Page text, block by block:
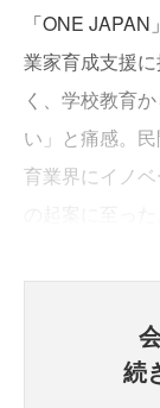
「ONE
業家育成支援
く、学校教育
い」と痛感。
育業界にイノ
続